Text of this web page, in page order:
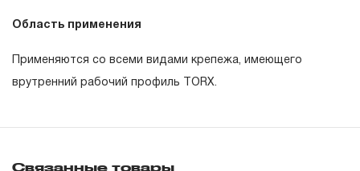
Область применения
Применяются со всеми видами крепежа, имеющего
врутренний рабочий профиль TORX.
и хранения, применяемых для ручного слесарно-
2. Понятие «ОГРАНИЧЕННАЯ ГАРАНТИЯ»
распространяется понятие «ограниченной гарантии», в
Связанные товары